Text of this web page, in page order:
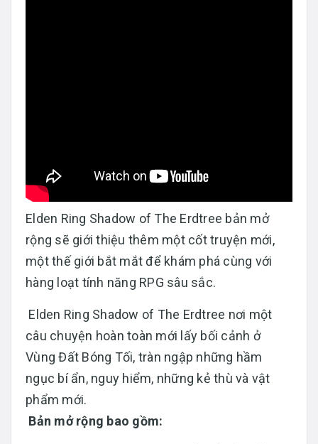
Elden Ring Shadow of The Erdtree bản mở
rộng sẽ giới thiệu thêm một cốt truyện mới,
một thế giới bắt mắt để khám phá cùng với
hàng loạt tính năng RPG sâu sắc.
Elden Ring Shadow of The Erdtree nơi một
câu chuyện hoàn toàn mới lấy bối cảnh ở
Vùng Đất Bóng Tối, tràn ngập những hầm
ngục bí ẩn, nguy hiểm, những kẻ thù và vật
phẩm mới.
Bản mở rộng bao gồm: